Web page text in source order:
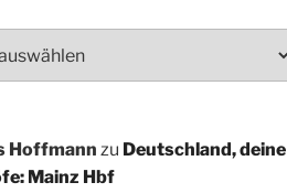
Hoffmann zu Deutschland, deine
Mainz Hbf